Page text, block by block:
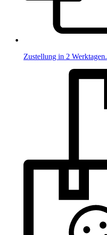
Zustellung in 2 Werktagen.